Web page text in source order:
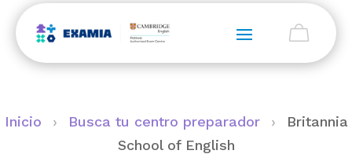
Inicio › Busca tu centro preparador ›
Britannia
School of English